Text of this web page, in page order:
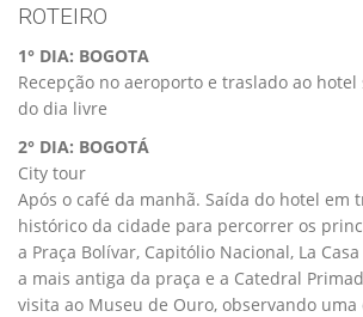
ROTEIRO
1° DIA: BOGOTA
Recepção no aeroporto e traslado ao hotel
do dia livre
2° DIA: BOGOTÁ
City tour
Após o café da manhã. Saída do hotel em
histórico da cidade para percorrer os
a Praça Bolívar, Capitólio Nacional, La
a mais antiga da praça e a Catedral
visita ao Museu de Ouro, observando uma